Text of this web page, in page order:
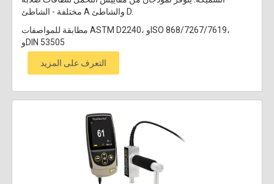
مختلفة - الشاطئ A والشاطئ D.
مطابقة للمواصفات ASTM D2240، وISO 868/7267/7619،
وDIN 53505
التعرف على المزيد